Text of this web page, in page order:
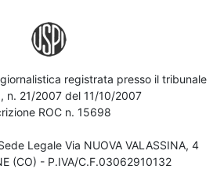
registrata presso il tribunale
n. 21/2007 del 11/10/2007
ROC n. 15698
Legale Via NUOVA VALASSINA, 4
(CO) - P.IVA/C.F.03062910132